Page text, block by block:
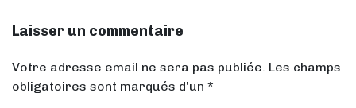
Laisser un commentaire
Votre adresse email ne sera pas publiée. Les champs
obligatoires sont marqués d'un *